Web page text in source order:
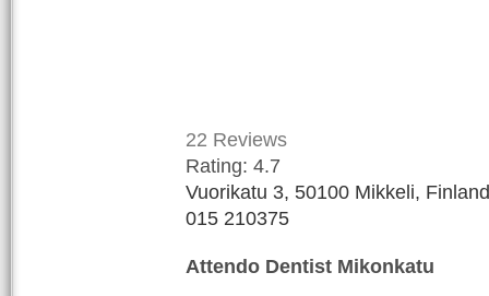
22 Reviews
Rating: 4.7
Vuorikatu 3, 50100 Mikkeli, Finland
015 210375
Attendo Dentist Mikonkatu